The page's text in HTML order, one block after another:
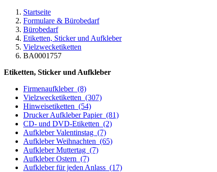
Startseite
Formulare & Bürobedarf
Bürobedarf
Etiketten, Sticker und Aufkleber
Vielzwecketiketten
BA0001757
Etiketten, Sticker und Aufkleber
Firmenaufkleber (8)
Vielzwecketiketten (307)
Hinweisetiketten (54)
Drucker Aufkleber Papier (81)
CD- und DVD-Etiketten (2)
Aufkleber Valentinstag (7)
Aufkleber Weihnachten (65)
Aufkleber Muttertag (7)
Aufkleber Ostern (7)
Aufkleber für jeden Anlass (17)